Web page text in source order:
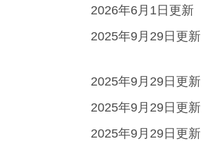
2026年6月1日更新
2025年9月29日更新
2025年9月29日更新
2025年9月29日更新
2025年9月29日更新